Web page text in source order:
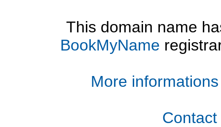
This domain name
BookMyName
More